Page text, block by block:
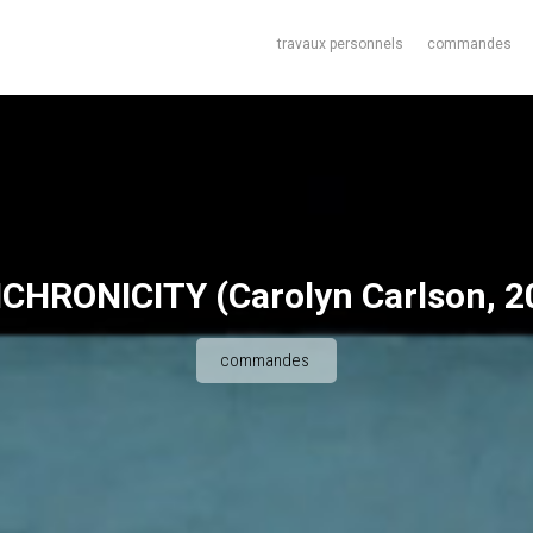
travaux personnels commandes
(Carolyn Carlson,
commandes